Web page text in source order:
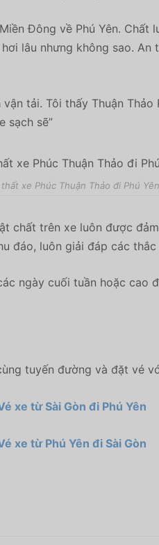
Đông về Phú Yên.
lâu nhưng không sao.
tải. Tôi thấy Thuận
sạch sẽ”
xe Phúc Thuận Thảo đi Phú Yên
chất trên xe luôn được
đáo, luôn giải đáp các
ngày cuối tuần hoặc cao
tuyến đường và đặt vé
xe từ Sài Gòn đi Phú Yên
xe từ Phú Yên đi Sài Gòn